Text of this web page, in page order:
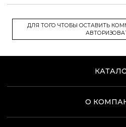
ДЛЯ ТОГО ЧТОБЫ ОСТАВИТЬ
О